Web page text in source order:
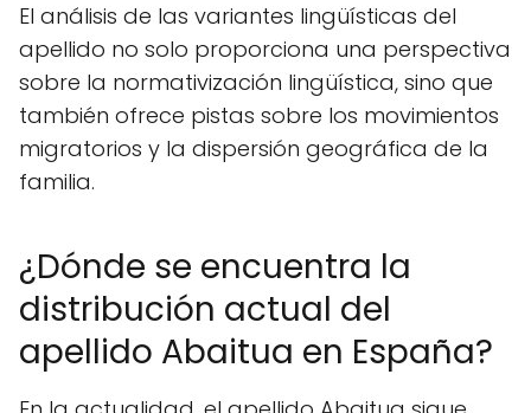
El análisis de las variantes lingüísticas del
apellido no solo proporciona una perspectiva
sobre la normativización lingüística, sino que
también ofrece pistas sobre los movimientos
migratorios y la dispersión geográfica de la
familia.
¿Dónde se encuentra la
distribución actual del
apellido Abaitua en España?